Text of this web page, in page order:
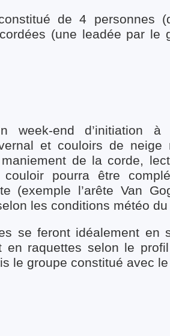
de 4 personnes
(une leadée par le
week-end d’initiation
et couloirs de
maniement de la corde,
couloir pourra être
(exemple l’arête Van
les conditions météo
se feront idéalement en
en raquettes selon le
le groupe constitué avec